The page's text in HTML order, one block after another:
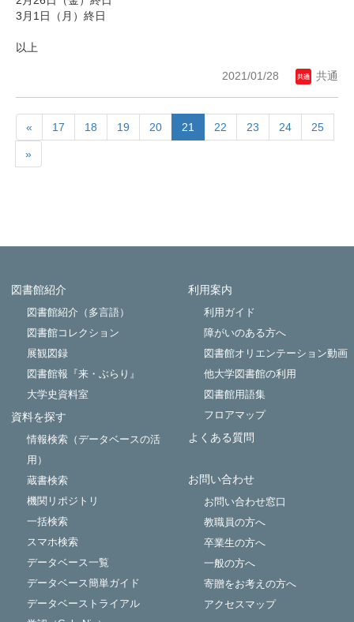
3月1日（月）終日
以上
2021/01/28 共通
« 17 18 19 20 21 22 23 24 25
»
図書館紹介
図書館紹介（多言語）
図書館コレクション
展観図録
図書館報『来・ぶらり』
大学史資料室
資料を探す
情報検索（データベースの活
用）
蔵書検索
機関リポジトリ
一括検索
スマホ検索
データベース一覧
データベース簡単ガイド
データベーストライアル
利用案内
利用ガイド
障がいのある方へ
図書館オリエンテーション動画
他大学図書館の利用
図書館用語集
フロアマップ
よくある質問
お問い合わせ
お問い合わせ窓口
教職員の方へ
卒業生の方へ
一般の方へ
寄贈をお考えの方へ
アクセスマップ
Powered by NetCommons